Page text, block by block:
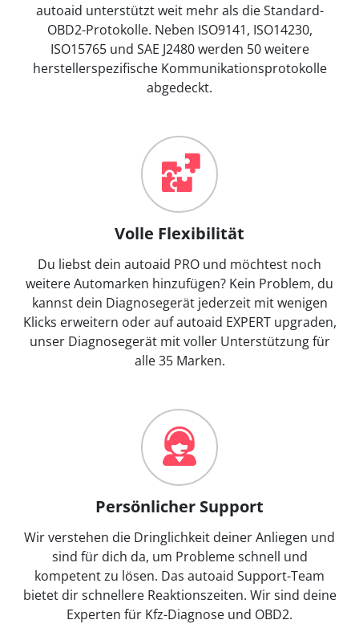
autoaid unterstützt weit mehr als die Standard-
OBD2-Protokolle. Neben ISO9141, ISO14230,
ISO15765 und SAE J2480 werden 50 weitere
herstellerspezifische Kommunikationsprotokolle
abgedeckt.
Volle Flexibilität
Du liebst dein autoaid PRO und möchtest noch
weitere Automarken hinzufügen? Kein Problem, du
kannst dein Diagnosegerät jederzeit mit wenigen
Klicks erweitern oder auf autoaid EXPERT upgraden,
unser Diagnosegerät mit voller Unterstützung für
alle 35 Marken.
Persönlicher Support
Wir verstehen die Dringlichkeit deiner Anliegen und
sind für dich da, um Probleme schnell und
kompetent zu lösen. Das autoaid Support-Team
bietet dir schnellere Reaktionszeiten. Wir sind deine
Experten für Kfz-Diagnose und OBD2.